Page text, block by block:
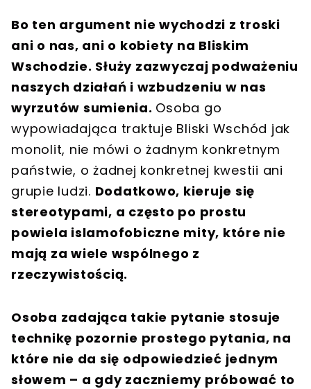
Bo ten argument nie wychodzi z troski
ani o nas, ani o kobiety na Bliskim
Wschodzie. Służy zazwyczaj podważeniu
naszych działań i wzbudzeniu w nas
wyrzutów sumienia. Osoba go
wypowiadająca traktuje Bliski Wschód jak
monolit, nie mówi o żadnym konkretnym
państwie, o żadnej konkretnej kwestii ani
grupie ludzi. Dodatkowo, kieruje się
stereotypami, a często po prostu
powiela islamofobiczne mity, które nie
mają za wiele wspólnego z
rzeczywistością.
Osoba zadająca takie pytanie stosuje
technikę pozornie prostego pytania, na
które nie da się odpowiedzieć jednym
słowem – a gdy zaczniemy próbować to